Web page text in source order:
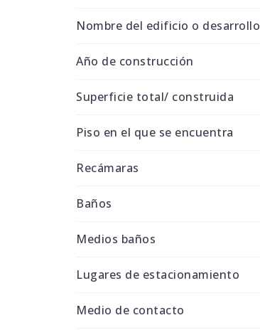
Nombre del edificio o desarrollo
Año de construcción
Superficie total/ construida
Piso en el que se encuentra
Recámaras
Baños
Medios baños
Lugares de estacionamiento
Medio de contacto